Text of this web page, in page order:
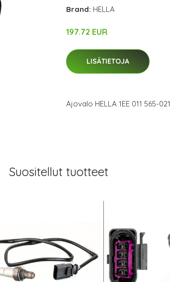
Brand: HELLA
197.72 EUR
LISÄTIETOJA
Ajovalo HELLA 1EE 011 565-021
Suositellut tuotteet